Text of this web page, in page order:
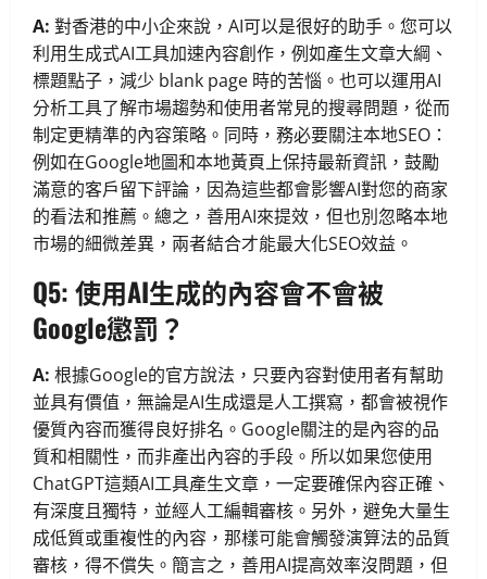
A: 對香港的中小企來說，AI可以是很好的助手。您可以
利用生成式AI工具加速內容創作，例如產生文章大綱、
標題點子，減少 blank page 時的苦惱。也可以運用AI
分析工具了解市場趨勢和使用者常見的搜尋問題，從而
制定更精準的內容策略。同時，務必要關注本地SEO：
例如在Google地圖和本地黃頁上保持最新資訊，鼓勵
滿意的客戶留下評論，因為這些都會影響AI對您的商家
的看法和推薦。總之，善用AI來提效，但也別忽略本地
市場的細微差異，兩者結合才能最大化SEO效益。
Q5: 使用AI生成的內容會不會被
Google懲罰？
A: 根據Google的官方說法，只要內容對使用者有幫助
並具有價值，無論是AI生成還是人工撰寫，都會被視作
優質內容而獲得良好排名。Google關注的是內容的品
質和相關性，而非產出內容的手段。所以如果您使用
ChatGPT這類AI工具產生文章，一定要確保內容正確、
有深度且獨特，並經人工編輯審核。另外，避免大量生
成低質或重複性的內容，那樣可能會觸發演算法的品質
審核，得不償失。簡言之，善用AI提高效率沒問題，但